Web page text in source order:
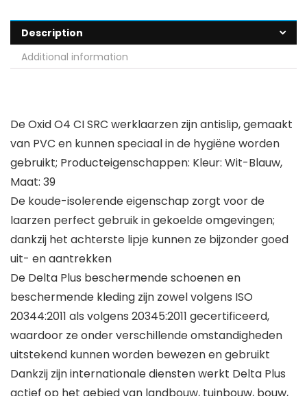
Description
Additional information
De Oxid O4 CI SRC werklaarzen zijn antislip, gemaakt
van PVC en kunnen speciaal in de hygiëne worden
gebruikt; Producteigenschappen: Kleur: Wit-Blauw,
Maat: 39
De koude-isolerende eigenschap zorgt voor de
laarzen perfect gebruik in gekoelde omgevingen;
dankzij het achterste lipje kunnen ze bijzonder goed
uit- en aantrekken
De Delta Plus beschermende schoenen en
beschermende kleding zijn zowel volgens ISO
20344:2011 als volgens 20345:2011 gecertificeerd,
waardoor ze onder verschillende omstandigheden
uitstekend kunnen worden bewezen en gebruikt
Dankzij zijn internationale diensten werkt Delta Plus